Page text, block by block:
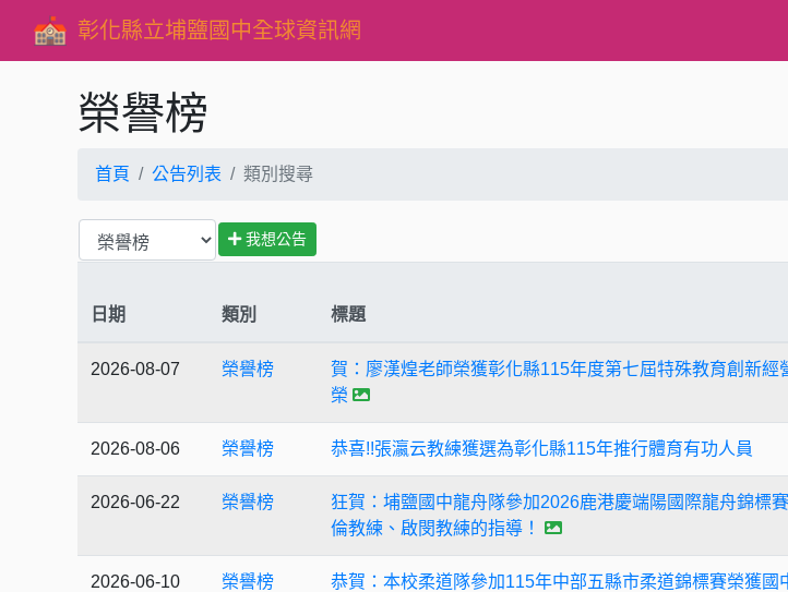
彰化縣立埔鹽國中全球資訊網
榮譽榜
首頁 公告列表 類別搜尋
我想公告
日期 類別 標題
2026-08-07 榮譽榜
賀：廖漢煌老師榮獲彰化縣115年度第七屆特殊教育創新
榮
2026-08-06 榮譽榜 恭喜!!張瀛云教練獲選為彰化縣115年推行體育有功人員
2026-06-22 榮譽榜
狂賀：埔鹽國中龍舟隊參加2026鹿港慶端陽國際龍舟錦標
倫教練、啟閔教練的指導！
2026-06-10 榮譽榜
恭賀：本校柔道隊參加115年中部五縣市柔道錦標賽榮獲